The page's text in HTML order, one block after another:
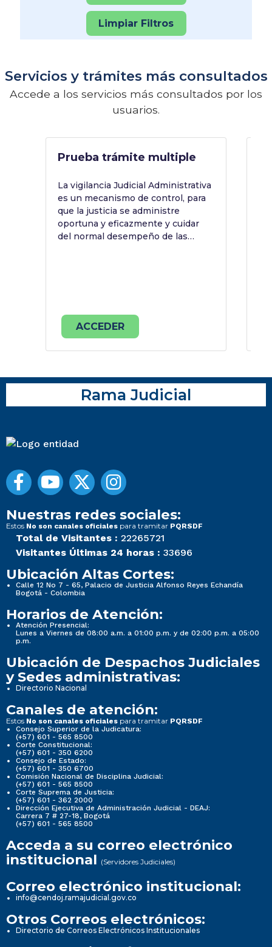
Limpiar Filtros
Servicios y trámites más consultados
Accede a los servicios más consultados por los
usuarios.
Prueba trámite multiple
La vigilancia Judicial Administrativa
es un mecanismo de control, para
que la justicia se administre
oportuna y eficazmente y cuidar
del normal desempeño de las
Seccionales de la Judicatura.
ACCEDER
Rama Judicial
Nuestras redes sociales:
Estos No son canales oficiales para tramitar PQRSDF
Total de Visitantes : 22265721
Visitantes Últimas 24 horas : 33696
Ubicación Altas Cortes:
Calle 12 No 7 - 65, Palacio de Justicia Alfonso Reyes Echandía
Bogotá - Colombia
Horarios de Atención:
Atención Presencial:
Lunes a Viernes de 08:00 a.m. a 01:00 p.m. y de 02:00 p.m. a 05:00
p.m.
Ubicación de Despachos Judiciales
y Sedes administrativas:
Directorio Nacional
Canales de atención:
Estos No son canales oficiales para tramitar PQRSDF
Consejo Superior de la Judicatura:
(+57) 601 - 565 8500
Corte Constitucional:
(+57) 601 - 350 6200
Consejo de Estado:
(+57) 601 - 350 6700
Comisión Nacional de Disciplina Judicial:
(+57) 601 - 565 8500
Corte Suprema de Justicia:
(+57) 601 - 362 2000
Dirección Ejecutiva de Administración Judicial - DEAJ:
Carrera 7 # 27-18, Bogotá
(+57) 601 - 565 8500
Acceda a su correo electrónico
institucional (Servidores Judiciales)
Correo electrónico institucional:
info@cendoj.ramajudicial.gov.co
Otros Correos electrónicos:
Directorio de Correos Electrónicos Institucionales